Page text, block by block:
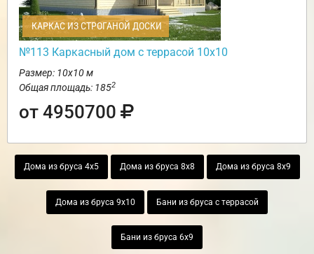
КАРКАС ИЗ СТРОГАНОЙ ДОСКИ
№113 Каркасный дом с террасой 10х10
Размер: 10х10 м
Общая площадь: 1852
от 4950700
Дома из бруса 4х5 Дома из бруса 8х8 Дома из бруса 8х9
Дома из бруса 9х10 Бани из бруса с террасой
Бани из бруса 6х9